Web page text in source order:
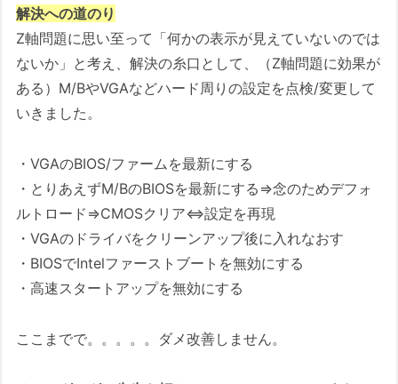
解決への道のり
Z軸問題に思い至って「何かの表示が見えていないのでは
ないか」と考え、解決の糸口として、（Z軸問題に効果が
ある）M/BやVGAなどハード周りの設定を点検/変更して
いきました。
・VGAのBIOS/ファームを最新にする
・とりあえずM/BのBIOSを最新にする⇒念のためデフォ
ルトロード⇒CMOSクリア⇔設定を再現
・VGAのドライバをクリーンアップ後に入れなおす
・BIOSでIntelファーストブートを無効にする
・高速スタートアップを無効にする
ここまでで。。。。。ダメ改善しません。